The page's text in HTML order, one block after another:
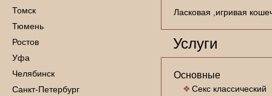
Томск
Тюмень
Ростов
Уфа
Челябинск
Санкт-Петербург
Ласковая ,игривая
Услуги
Основные
Секс классический